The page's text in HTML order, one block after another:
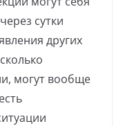
сутки
других
могут вообще